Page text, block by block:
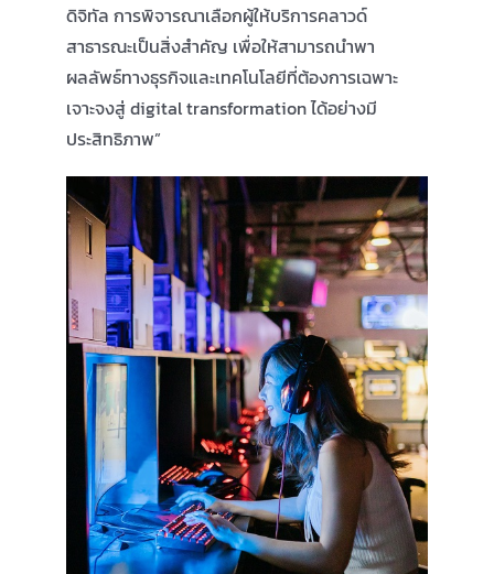
ดิจิทัล การพิจารณาเลือกผู้ให้บริการคลาวด์
สาธารณะเป็นสิ่งสำคัญ เพื่อให้สามารถนำพา
ผลลัพธ์ทางธุรกิจและเทคโนโลยีที่ต้องการเฉพาะ
เจาะจงสู่ digital transformation ได้อย่างมี
ประสิทธิภาพ”